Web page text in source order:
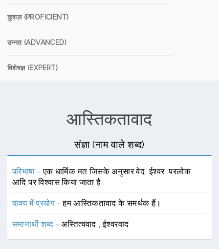
कुशल (PROFICIENT)
उन्नत (ADVANCED)
विशेषज्ञ (EXPERT)
आस्तिकतावाद
संज्ञा (नाम वाले शब्द)
परिभाषा -एक धार्मिक मत जिसके अनुसार वेद, ईश्वर, परलोक
आदि पर विश्वास किया जाता है
वाक्य में प्रयोग -हम आस्तिकतावाद के समर्थक हैं।
समानार्थी शब्द -अस्तित्ववाद ,ईश्वरवाद